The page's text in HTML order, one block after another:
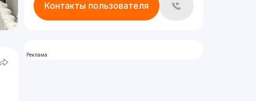
Контакты пользователя
Реклама